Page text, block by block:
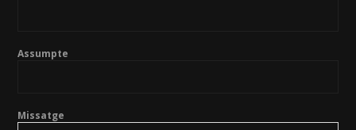
Assumpte
Missatge